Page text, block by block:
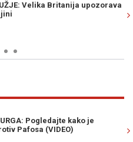
ŽESTOKO UDARILA NA
cijela Vlada treba pasti!"
SA ANOM IVANOVIĆ KUPIO
iskeširao milione za